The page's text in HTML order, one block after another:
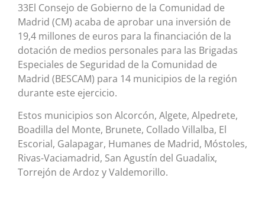
33El Consejo de Gobierno de la Comunidad de
Madrid (CM) acaba de aprobar una inversión de
19,4 millones de euros para la financiación de la
dotación de medios personales para las Brigadas
Especiales de Seguridad de la Comunidad de
Madrid (BESCAM) para 14 municipios de la región
durante este ejercicio.
Estos municipios son Alcorcón, Algete, Alpedrete,
Boadilla del Monte, Brunete, Collado Villalba, El
Escorial, Galapagar, Humanes de Madrid, Móstoles,
Rivas-Vaciamadrid, San Agustín del Guadalix,
Torrejón de Ardoz y Valdemorillo.